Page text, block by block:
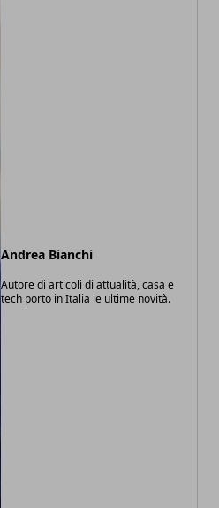
Andrea Bianchi
Autore di articoli di attualità, casa e
tech porto in Italia le ultime novità.